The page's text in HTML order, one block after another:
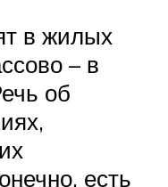
в жилых
– в
об
есть